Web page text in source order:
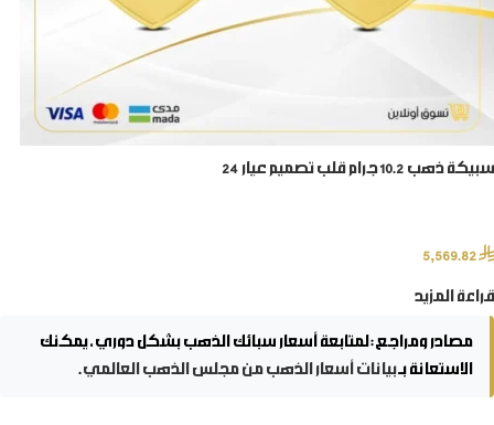
سبيكة ذهب 10.2 جرام قلب تصميم عيار 24
⃁
قراءة المزيد
مصادر ومراجع: لمتابعة أسعار سبائك الذهب بشكل دوري، يمكنك
الاستعانة بـبيانات أسعار الذهب من مجلس الذهب العالمي.